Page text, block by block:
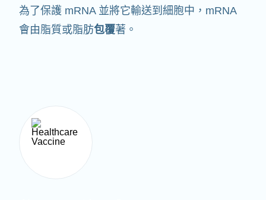
為了保護 mRNA 並將它輸送到細胞中，mRNA
會由脂質或脂肪包覆著。